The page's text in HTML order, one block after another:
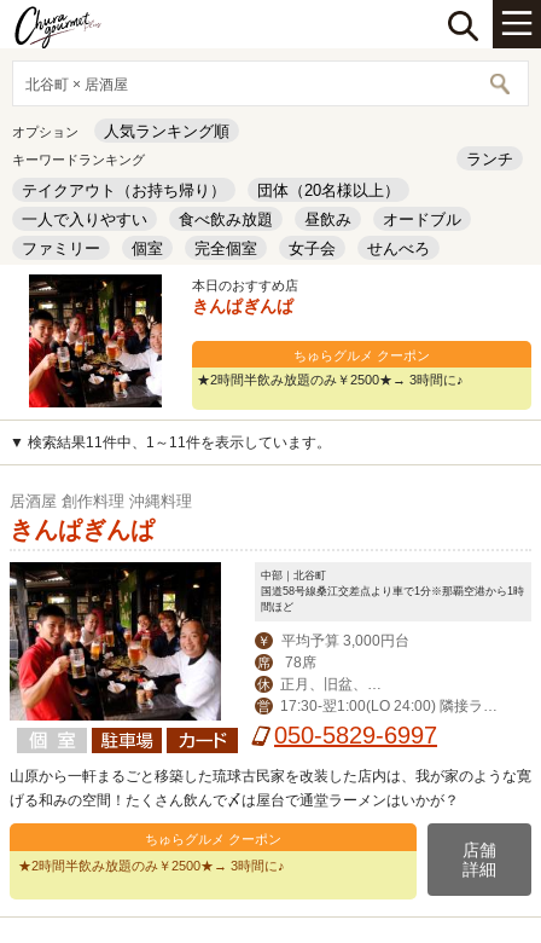
北谷町 × 居酒屋
オプション 人気ランキング順
キーワードランキング
ランチ
テイクアウト（お持ち帰り）
団体（20名様以上）
一人で入りやすい
食べ飲み放題 昼飲み
オードブル
ファミリー
個室 完全個室 女子会
せんべろ
キッズルーム
安い デート
本日のおすすめ店
きんぱぎんぱ
ちゅらグルメ クーポン
★2時間半飲み放題のみ￥2500★→ 3時間に♪
▼ 検索結果11件中、1～11件を表示しています。
居酒屋 創作料理 沖縄料理
きんぱぎんぱ
中部｜北谷町
国道58号線桑江交差点より車で1分※那覇空港から1時
間ほど
￥ 平均予算 3,000円台
席 78席
休
正月、旧盆、第
ニ水曜日
営
17:30-翌1:00(LO 24:00) 隣接ラー
メン屋(LO 24:00)
050-5829-6997
山原から一軒まるごと移築した琉球古民家を改装した店内は、我が家のような寛
げる和みの空間！たくさん飲んで〆は屋台で通堂ラーメンはいかが？
ちゅらグルメ クーポン
★2時間半飲み放題のみ￥2500★→ 3時間に♪
店舗
詳細